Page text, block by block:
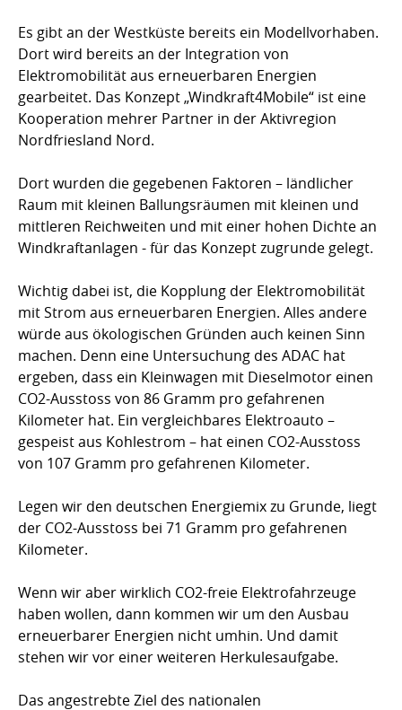
Es gibt an der Westküste bereits ein Modellvorhaben.
Dort wird bereits an der Integration von
Elektromobilität aus erneuerbaren Energien
gearbeitet. Das Konzept „Windkraft4Mobile“ ist eine
Kooperation mehrer Partner in der Aktivregion
Nordfriesland Nord.
Dort wurden die gegebenen Faktoren – ländlicher
Raum mit kleinen Ballungsräumen mit kleinen und
mittleren Reichweiten und mit einer hohen Dichte an
Windkraftanlagen - für das Konzept zugrunde gelegt.
Wichtig dabei ist, die Kopplung der Elektromobilität
mit Strom aus erneuerbaren Energien. Alles andere
würde aus ökologischen Gründen auch keinen Sinn
machen. Denn eine Untersuchung des ADAC hat
ergeben, dass ein Kleinwagen mit Dieselmotor einen
CO2-Ausstoss von 86 Gramm pro gefahrenen
Kilometer hat. Ein vergleichbares Elektroauto –
gespeist aus Kohlestrom – hat einen CO2-Ausstoss
von 107 Gramm pro gefahrenen Kilometer.
Legen wir den deutschen Energiemix zu Grunde, liegt
der CO2-Ausstoss bei 71 Gramm pro gefahrenen
Kilometer.
Wenn wir aber wirklich CO2-freie Elektrofahrzeuge
haben wollen, dann kommen wir um den Ausbau
erneuerbarer Energien nicht umhin. Und damit
stehen wir vor einer weiteren Herkulesaufgabe.
Das angestrebte Ziel des nationalen